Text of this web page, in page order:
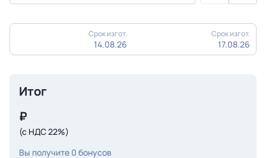
Срок изгот.
14.08.26
Срок изгот.
17.08.26
Итог
₽
(с НДС 22%)
Вы получите 0 бонусов